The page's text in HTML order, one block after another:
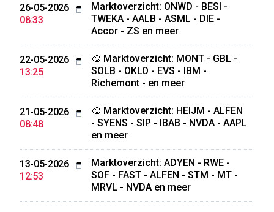
26-05-2026
08:33
Marktoverzicht: ONWD - BESI -
TWEKA - AALB - ASML - DIE -
Accor - ZS en meer
22-05-2026
13:25
🎨 Marktoverzicht: MONT - GBL -
SOLB - OKLO - EVS - IBM -
Richemont - en meer
21-05-2026
08:48
🎨 Marktoverzicht: HEIJM - ALFEN
- SYENS - SIP - IBAB - NVDA - AAPL
en meer
13-05-2026
12:53
Marktoverzicht: ADYEN - RWE -
SOF - FAST - ALFEN - STM - MT -
MRVL - NVDA en meer